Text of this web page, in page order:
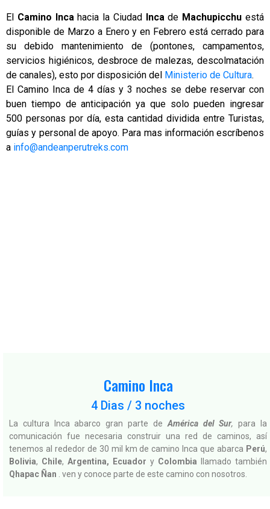
El Camino Incahacia la Ciudad Incade Machupicchu está
disponible de Marzo a Enero y en Febrero está cerrado para
su debido mantenimiento de (pontones, campamentos,
servicios higiénicos, desbroce de malezas, descolmatación
de canales), esto por disposición del Ministerio de Cultura.
El Camino Inca de 4 días y 3 noches se debe reservar con
buen tiempo de anticipación ya que solo pueden ingresar
500 personas por día, esta cantidad dividida entre Turistas,
guías y personal de apoyo. Para mas información escríbenos
a info@andeanperutreks.com
Camino Inca
4 Dias / 3 noches
La cultura Inca abarco gran parte de América del Sur,para la
comunicación fue necesaria construir una red de caminos, así
tenemos al rededor de 30 mil km de camino Inca que abarca Perú,
Bolivia, Chile, Argentina, Ecuador y Colombia llamado también
Qhapac Ñan . ven y conoce parte de este camino con nosotros.